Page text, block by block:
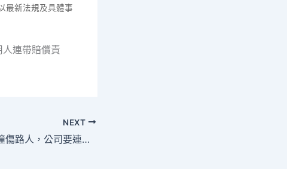
最新法規及具體事
連帶賠償責
NEXT
員工送貨途中撞傷路人，公司要連帶賠償嗎？